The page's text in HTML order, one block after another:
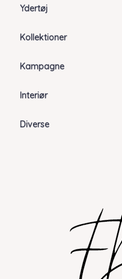
Ydertøj
Kollektioner
Kampagne
Interiør
Diverse